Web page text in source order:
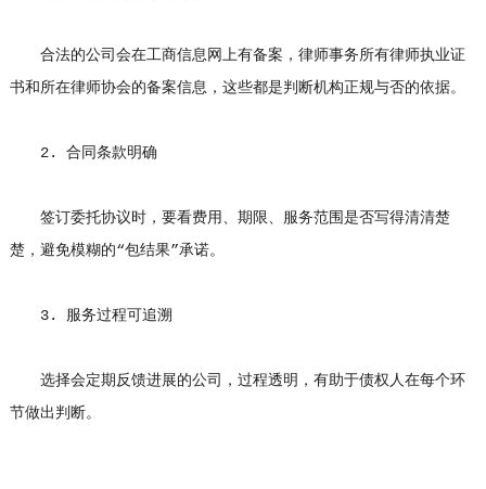
合法的公司会在工商信息网上有备案，律师事务所有律师执业证
书和所在律师协会的备案信息，这些都是判断机构正规与否的依据。
2. 合同条款明确
签订委托协议时，要看费用、期限、服务范围是否写得清清楚
楚，避免模糊的“包结果”承诺。
3. 服务过程可追溯
选择会定期反馈进展的公司，过程透明，有助于债权人在每个环
节做出判断。